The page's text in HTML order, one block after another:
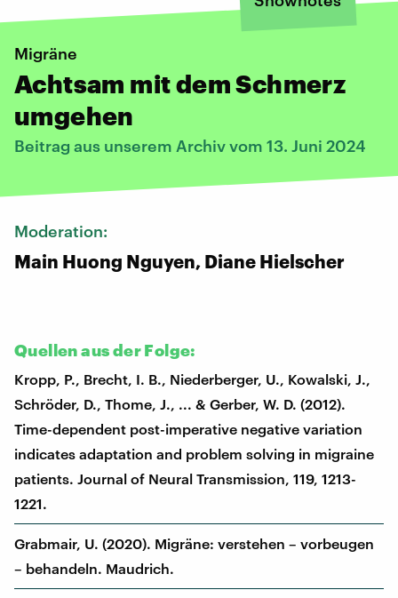
Migräne
Achtsam mit dem Schmerz
umgehen
Beitrag aus unserem Archiv vom 13. Juni 2024
Moderation:
Main Huong Nguyen, Diane Hielscher
Quellen aus der Folge:
Kropp, P., Brecht, I. B., Niederberger, U., Kowalski, J.,
Schröder, D., Thome, J., ... & Gerber, W. D. (2012).
Time-dependent post-imperative negative variation
indicates adaptation and problem solving in migraine
patients. Journal of Neural Transmission, 119, 1213-
1221.
Grabmair, U. (2020). Migräne: verstehen – vorbeugen
– behandeln. Maudrich.